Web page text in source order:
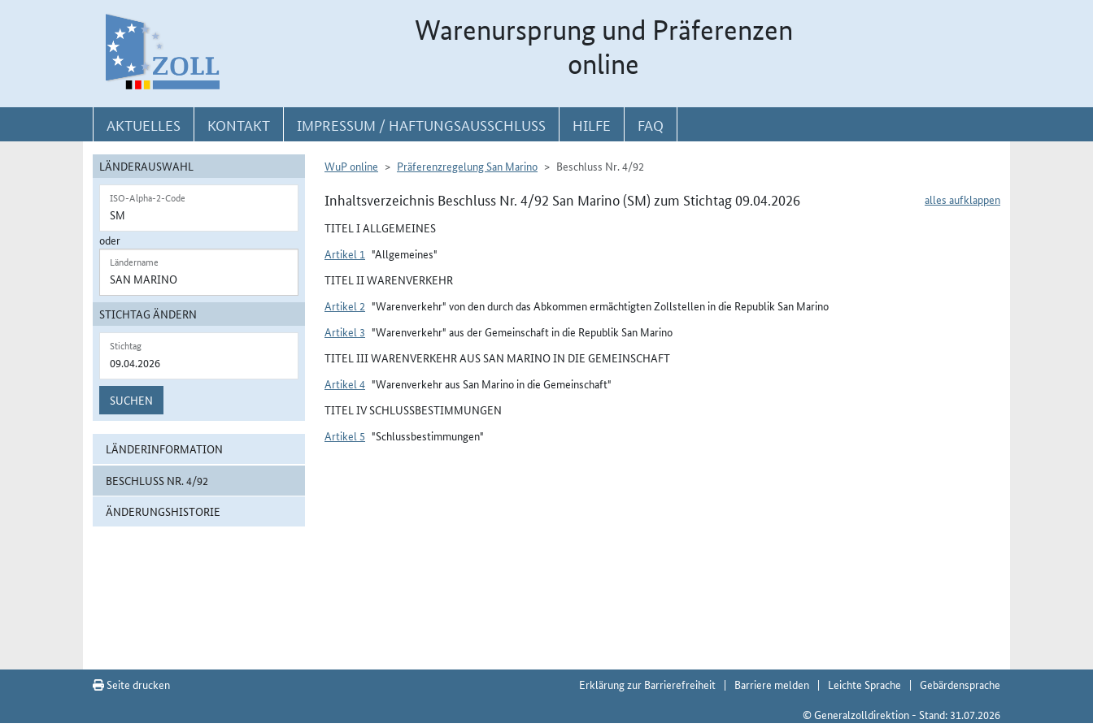
Warenursprung und Präferenzen
online
AKTUELLES KONTAKT IMPRESSUM / HAFTUNGSAUSSCHLUSS HILFE FAQ
LÄNDERAUSWAHL
ISO-Alpha-2-Code
oder
Ländername
STICHTAG ÄNDERN
Stichtag
SUCHEN
LÄNDERINFORMATION
BESCHLUSS NR. 4/92
ÄNDERUNGSHISTORIE
WuP online Präferenzregelung San Marino Beschluss Nr. 4/92
alles aufklappen
Inhaltsverzeichnis Beschluss Nr. 4/92 San Marino (SM) zum Stichtag 09.04.2026
TITEL I ALLGEMEINES
Artikel 1 "Allgemeines"
TITEL II WARENVERKEHR
Artikel 2 "Warenverkehr" von den durch das Abkommen ermächtigten Zollstellen in die Republik San Marino
Artikel 3 "Warenverkehr" aus der Gemeinschaft in die Republik San Marino
TITEL III WARENVERKEHR AUS SAN MARINO IN DIE GEMEINSCHAFT
Artikel 4 "Warenverkehr aus San Marino in die Gemeinschaft"
TITEL IV SCHLUSSBESTIMMUNGEN
Artikel 5 "Schlussbestimmungen"
Seite drucken Erklärung zur Barrierefreiheit Barriere melden Leichte Sprache
Gebärdensprache
© Generalzolldirektion - Stand: 31.07.2026